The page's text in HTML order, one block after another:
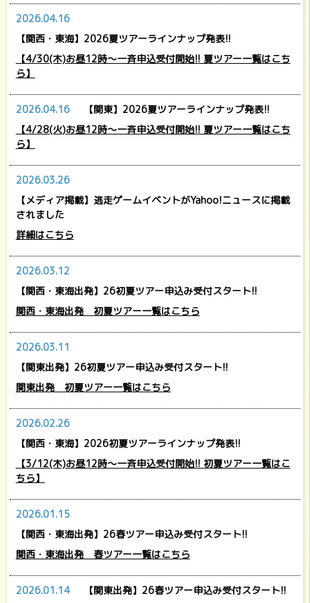
2026.04.16
【関西・東海】2026夏ツアーラインナップ発表!!
【4/30(木)お昼12時～一斉申込受付開始!! 夏ツアー一覧はこち
ら】
2026.04.16
【関東】2026夏ツアーラインナップ発表!!
【4/28(火)お昼12時～一斉申込受付開始!! 夏ツアー一覧はこち
ら】
2026.03.26
【メディア掲載】逃走ゲームイベントがYahoo!ニュースに掲載
されました
詳細はこちら
2026.03.12
【関西・東海出発】26初夏ツアー申込み受付スタート!!
関西・東海出発 初夏ツアー一覧はこちら
2026.03.11
【関東出発】26初夏ツアー申込み受付スタート!!
関東出発 初夏ツアー一覧はこちら
2026.02.26
【関西・東海】2026初夏ツアーラインナップ発表!!
【3/12(木)お昼12時～一斉申込受付開始!! 初夏ツアー一覧はこ
ちら】
2026.01.15
【関西・東海出発】26春ツアー申込み受付スタート!!
関西・東海出発 春ツアー一覧はこちら
2026.01.14
【関東出発】26春ツアー申込み受付スタート!!